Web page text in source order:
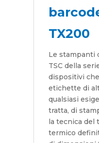
TX200
Le stampanti
TSC della
dispositivi
etichette di
qualsiasi
tratta, di
la tecnica del
termico